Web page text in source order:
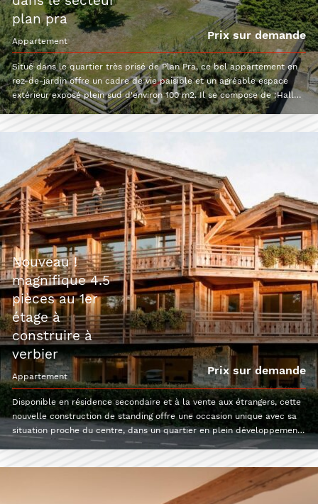
plan pra
appartement Prix sur demande
Situé dans le quartier très prisé de Plan Pra, ce bel appartement en
rez-de-jardin offre un cadre de vie paisible et un agréable espace
extérieur exposé plein sud d'environ 100 m2. Il se compose de :Hall
d'entréeCuisineLumineux séjour avec espace salle à mangerGrande
salle de douche avec WCUne salle de bains avec WCEn annexe, vous
bénéficierez également de :Une caveUn local à skisUne place de parc
dans le garageUn sauna partagéUn bien idéal pour profiter de la
montagne, que ce soit comme résidence principale ou secondaire.
nouveau !
magnifique 4.5
pièces au 1er
étage à
construire à
verbier
appartement Prix sur demande
Disponible en résidence secondaire et à la vente aux étrangers, cette
nouvelle construction de standing offre une occasion unique avec sa
situation proche du centre, dans un quartier en plein développement.
L'appartement du 1er étage de 4.5 pièces bénéficiera d'une surface
séjour, cuisine équipée et espace repas3 chambres à coucher en suite
avec leur salle de bain privativeBalcon sud et terrasse ouestGrande
cave avec local à ski et buanderie privée1 place de parc intérieure et